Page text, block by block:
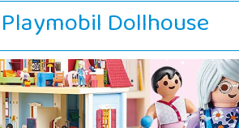
Playmobil Dollhouse